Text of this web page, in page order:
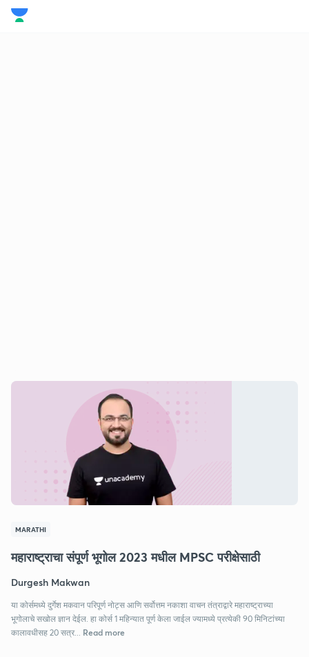
MARATHI
महाराष्ट्राचा संपूर्ण भूगोल 2023 मधील MPSC परीक्षेसाठी
Durgesh Makwan
या कोर्समध्ये दुर्गेश मकवान परिपूर्ण नोट्स आणि सर्वोत्तम नकाशा वाचन तंत्राद्वारे महाराष्ट्राच्या
भूगोलाचे सखोल ज्ञान देईल. हा कोर्स 1 महिन्यात पूर्ण केला जाईल ज्यामध्ये प्रत्येकी 90 मिनिटांच्या
कालावधीसह 20 सत्र...
Read more